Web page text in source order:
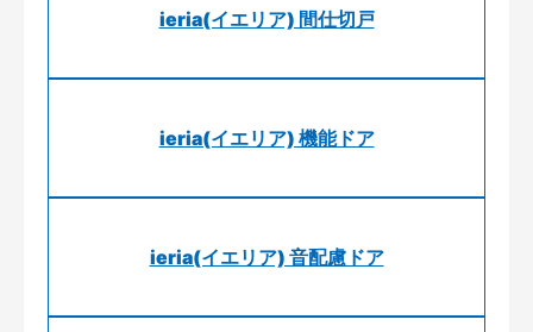
ieria(イエリア) 間仕切戸
ieria(イエリア) 機能ドア
ieria(イエリア) 音配慮ドア